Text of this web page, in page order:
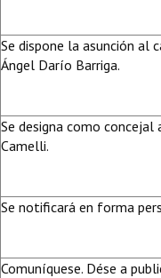
Se dispone la asunción al
Ángel Darío Barriga.
Se designa como concejal
Camelli.
Se notificará en forma
Comuníquese. Dése a